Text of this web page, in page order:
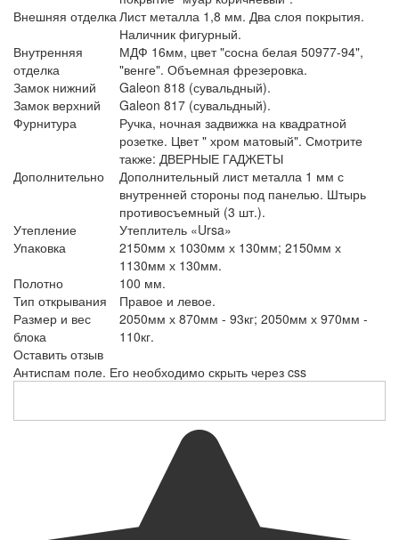
Внешняя отделка Лист металла 1,8 мм. Два слоя покрытия.
Наличник фигурный.
Внутренняя
отделка
МДФ 16мм, цвет "сосна белая 50977-94",
"венге". Объемная фрезеровка.
Замок нижний
Galeon 818 (сувальдный).
Замок верхний
Galeon 817 (сувальдный).
Фурнитура
Ручка, ночная задвижка на квадратной
розетке. Цвет " хром матовый". Смотрите
также: ДВЕРНЫЕ ГАДЖЕТЫ
Дополнительно
Дополнительный лист металла 1 мм с
внутренней стороны под панелью. Штырь
противосъемный (3 шт.).
Утепление
Утеплитель «Ursa»
Упаковка
2150мм х 1030мм х 130мм; 2150мм х
1130мм х 130мм.
Полотно
100 мм.
Тип открывания
Правое и левое.
Размер и вес
блока
2050мм х 870мм - 93кг; 2050мм х 970мм -
110кг.
Оставить отзыв
Антиспам поле. Его необходимо скрыть через css